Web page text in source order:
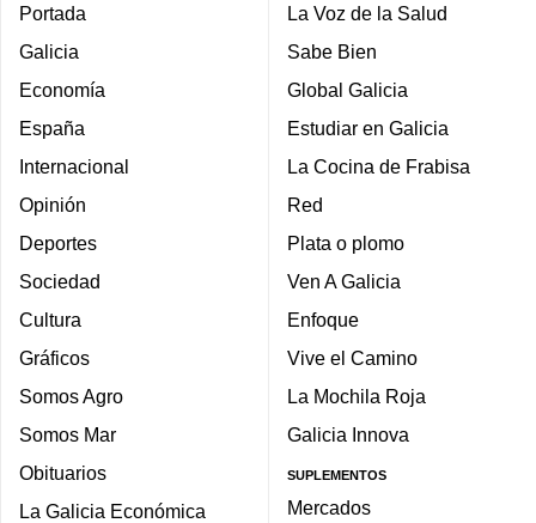
Portada
Galicia
Economía
España
Internacional
Opinión
Deportes
Sociedad
Cultura
Gráficos
Somos Agro
Somos Mar
Obituarios
La Galicia Económica
La Voz de la Salud
Sabe Bien
Global Galicia
Estudiar en Galicia
La Cocina de Frabisa
Red
Plata o plomo
Ven A Galicia
Enfoque
Vive el Camino
La Mochila Roja
Galicia Innova
SUPLEMENTOS
Mercados